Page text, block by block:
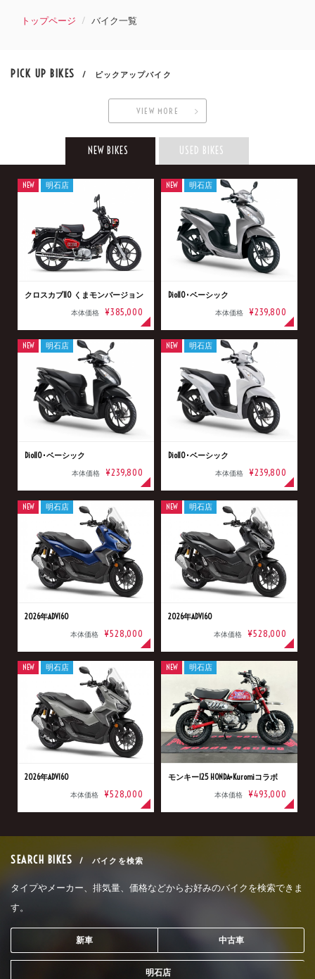
トップページ バイク一覧
PICK UP BIKES / ピックアップバイク
VIEW MORE
NEW BIKES USED BIKES
クロスカブ110 くまモンバージョン
本体価格 ¥385,000
NEW 明石店
Dio110･ベーシック
本体価格 ¥239,800
NEW 明石店
Dio110･ベーシック
本体価格 ¥239,800
NEW 明石店
Dio110･ベーシック
本体価格 ¥239,800
NEW 明石店
2026年ADV160
本体価格 ¥528,000
NEW 明石店
2026年ADV160
本体価格 ¥528,000
NEW 明石店
2026年ADV160
本体価格 ¥528,000
NEW 明石店
モンキー125 HONDA×Kuromiコラボ
本体価格 ¥493,000
NEW 明石店
SEARCH BIKES / バイクを検索
タイプやメーカー、排気量、価格などからお好みのバイクを検索できま
す。
新車 中古車
明石店